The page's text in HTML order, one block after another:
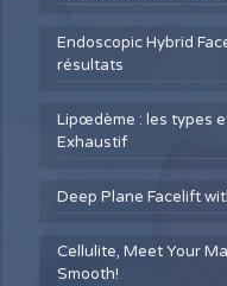
Endoscopic Hybrid
résultats
Lipœdème : les types
Exhaustif
Deep Plane Facelift
Cellulite, Meet Your
Smooth!